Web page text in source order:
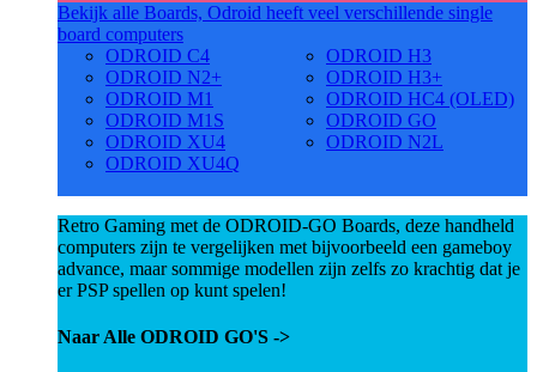
Bekijk alle Boards, Odroid heeft veel verschillende single
board computers
ODROID C4
ODROID N2+
ODROID M1
ODROID M1S
ODROID XU4
ODROID XU4Q
ODROID H3
ODROID H3+
ODROID HC4 (OLED)
ODROID GO
ODROID N2L
Retro Gaming met de ODROID-GO Boards, deze handheld
computers zijn te vergelijken met bijvoorbeeld een gameboy
advance, maar sommige modellen zijn zelfs zo krachtig dat je
er PSP spellen op kunt spelen!
Naar Alle ODROID GO'S ->